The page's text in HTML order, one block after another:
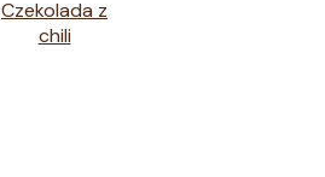
Czekolada z
chili